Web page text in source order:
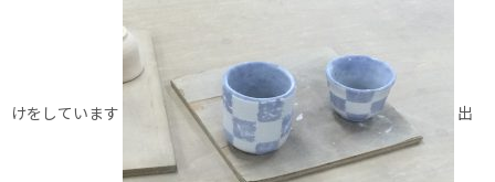
けをしています 出